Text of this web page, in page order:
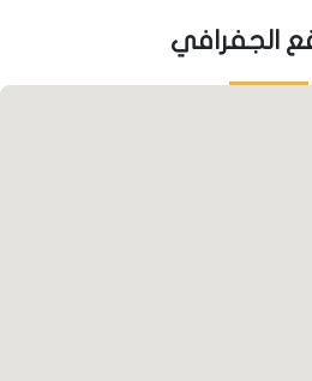
إنشاؤها من بحيرة كوتشوك
الاسود شمالاً، مما يضفي
الجفرافي